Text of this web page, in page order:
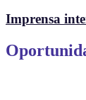
Imprensa